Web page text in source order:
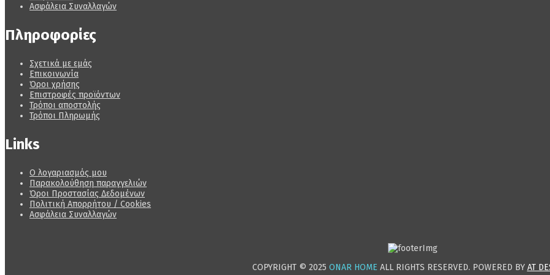
Ασφάλεια Συναλλαγών
Πληροφορίες
Σχετικά με εμάς
Επικοινωνία
Όροι χρήσης
Επιστροφές προϊόντων
Τρόποι αποστολής
Τρόποι Πληρωμής
Links
Ο λογαριασμός μου
Παρακολούθηση παραγγελιών
Όροι Προστασίας Δεδομένων
Πολιτική Απορρήτου / Cookies
Ασφάλεια Συναλλαγών
COPYRIGHT © 2025 ONAR HOME ALL RIGHTS RESERVED. POWERED BY AT